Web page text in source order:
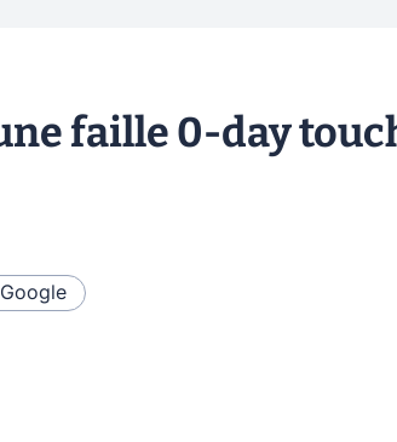
faille 0-day
Google